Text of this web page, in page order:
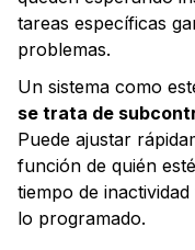
tareas específicas
problemas.
Un sistema como
se trata de
Puede ajustar
función de quién
tiempo de
lo programado.